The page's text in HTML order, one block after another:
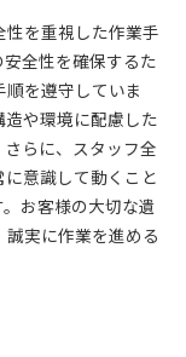
を重視した作業手
全性を確保するた
を遵守していま
や環境に配慮した
らに、スタッフ全
意識して動くこと
お客様の大切な遺
実に作業を進める